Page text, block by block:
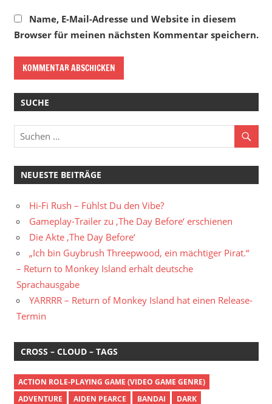
Name, E-Mail-Adresse und Website in diesem
Browser für meinen nächsten Kommentar speichern.
SUCHE
NEUESTE BEITRÄGE
Hi-Fi Rush – Fühlst Du den Vibe?
Gameplay-Trailer zu ‚The Day Before‘ erschienen
Die Akte ‚The Day Before‘
„Ich bin Guybrush Threepwood, ein mächtiger Pirat.“
– Return to Monkey Island erhält deutsche
Sprachausgabe
YARRRR – Return of Monkey Island hat einen Release-
Termin
CROSS – CLOUD – TAGS
ACTION ROLE-PLAYING GAME (VIDEO GAME GENRE)
ADVENTURE
AIDEN PEARCE BANDAI DARK